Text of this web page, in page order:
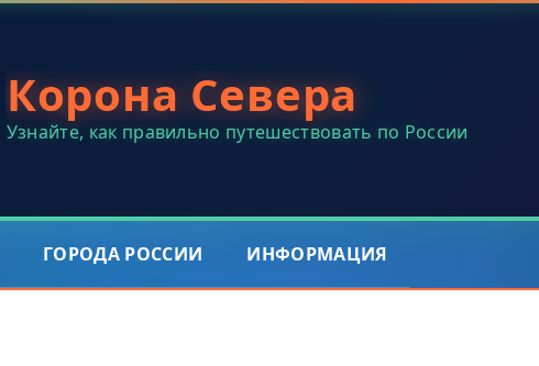
Корона Севера
Узнайте, как правильно путешествовать по России
ГОРОДА РОССИИ ИНФОРМАЦИЯ